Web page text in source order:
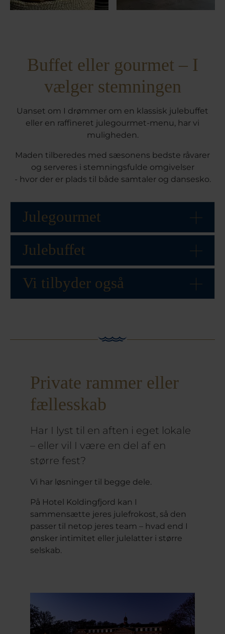
Buffet eller gourmet – I
vælger stemningen
Uanset om I drømmer om en klassisk julebuffet
eller en raffineret julegourmet-menu, har vi
muligheden.
Maden tilberedes med sæsonens bedste råvarer
og serveres i stemningsfulde omgivelser
- hvor der er plads til både samtaler og dansesko.
Julegourmet
Julebuffet
Vi tilbyder også
Private rammer eller
fællesskab
Har I lyst til en aften i eget lokale
– eller vil I være en del af en
større fest?
Vi har løsninger til begge dele.
På Hotel Koldingfjord kan I
sammensætte jeres julefrokost, så den
passer til netop jeres team – hvad end I
ønsker intimitet eller julelatter i større
selskab.